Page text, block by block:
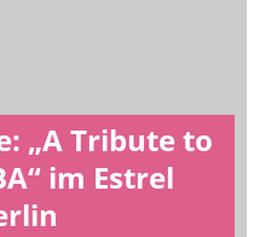
„A Tribute to
im Estrel